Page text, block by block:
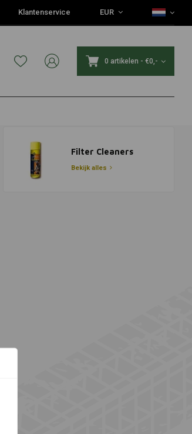
Klantenservice EUR
0 artikelen - €0,-
Filter Cleaners
Bekijk alles